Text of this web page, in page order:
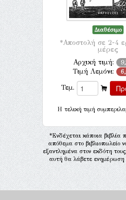
Διαθέσιμο
*Αποστολή σε 2-4
μέρες
Αρχική τιμή:
Τιμή Λεμόνι:
Τεμ.
H τελική τιμή
*Ενδέχεται κάποια βιβλία
απόθεμα στο βιβλιοπωλείο
εξαντλημένα στον εκδότη
αυτή θα λάβετε ενημέρωση